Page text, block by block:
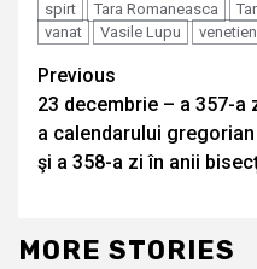
spirt
Tara Romaneasca
vanat
Vasile Lupu
Continue
Reading
Previous
23 decembrie – a 357-a
a calendarului gregorian
şi a 358-a zi în anii
MORE STORIES